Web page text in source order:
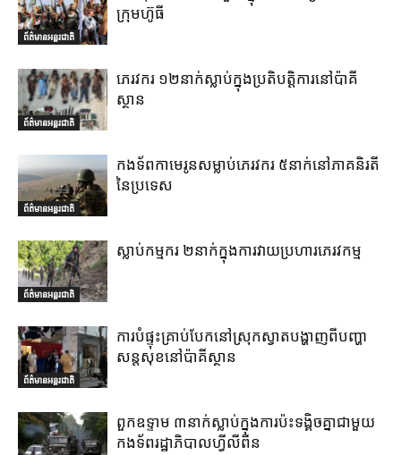
ព័ត៌មានអន្តរជាតិ
ក្រុមហ៊ូធី
ព័ត៌មានអន្តរជាតិ
ភេរវករ ១២នាក់ស្លាប់ក្នុងប្រតិបត្តិការនៅប៉ាគី
ស្ថាន
ព័ត៌មានអន្តរជាតិ
កងទ័ពកាមេរូនសម្លាប់ភេរវករ ៥នាក់នៅភាគនិរតី
នៃប្រទេស
ព័ត៌មានអន្តរជាតិ
ស្លាប់កម្មករ ២នាក់ក្នុងការវាយប្រហារភេរវកម្ម
ព័ត៌មានអន្តរជាតិ
ការបំផ្ទុះគ្រាប់បែកនៅស្រុកស្វាតបង្ហាញពីបញ្ហា
សន្តសុខនៅប៉ាគីស្ថាន
ពួកឧទ្ទាម ៣នាក់ស្លាប់ក្នុងការប៉ះទង្គិចគ្នាជាមួយ
កងទ័ពរដ្ឋាភិបាលហ្វីលីពីន